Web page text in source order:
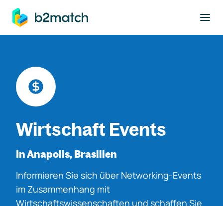
springen
Wirtschaft Events
In Anapolis, Brasilien
Informieren Sie sich über Networking-Events
im Zusammenhang mit
Wirtschaftswissenschaften und schaffen Sie